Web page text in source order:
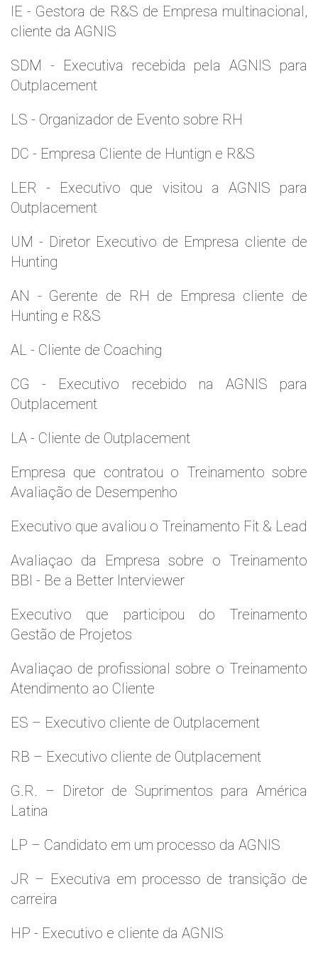
IE - Gestora de R&S de Empresa multinacional,
cliente da AGNIS
SDM - Executiva recebida pela AGNIS para
Outplacement
LS - Organizador de Evento sobre RH
DC - Empresa Cliente de Huntign e R&S
LER - Executivo que visitou a AGNIS para
Outplacement
UM - Diretor Executivo de Empresa cliente de
Hunting
AN - Gerente de RH de Empresa cliente de
Hunting e R&S
AL - Cliente de Coaching
CG - Executivo recebido na AGNIS para
Outplacement
LA - Cliente de Outplacement
Empresa que contratou o Treinamento sobre
Avaliação de Desempenho
Executivo que avaliou o Treinamento Fit & Lead
Avaliaçao da Empresa sobre o Treinamento
BBI - Be a Better Interviewer
Executivo que participou do Treinamento
Gestão de Projetos
Avaliaçao de profissional sobre o Treinamento
Atendimento ao Cliente
ES – Executivo cliente de Outplacement
RB – Executivo cliente de Outplacement
G.R. – Diretor de Suprimentos para América
Latina
LP – Candidato em um processo da AGNIS
JR – Executiva em processo de transição de
carreira
HP - Executivo e cliente da AGNIS